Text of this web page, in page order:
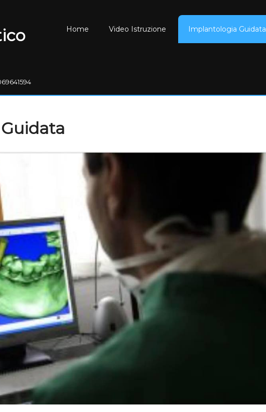
Home Video Istruzione Implantologia Guidata